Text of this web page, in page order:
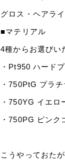
グロス・ヘアラ
■マテリアル
4種からお選びい
・Pt950 ハード
・750PtG プラ
・750YG イエロ
・750PG ピンク
こうやっておた